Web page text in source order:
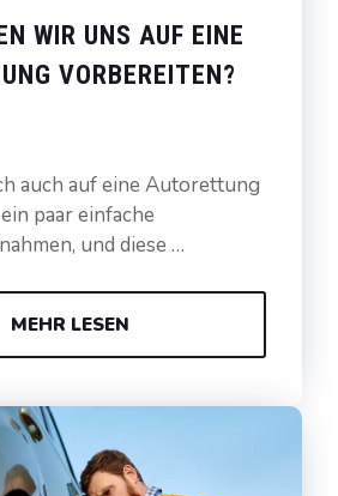
WIR UNS AUF EINE
VORBEREITEN?
auch auf eine Autorettung
paar einfache
und diese …
MEHR LESEN